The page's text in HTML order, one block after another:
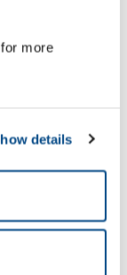
for more
details
worden
locaties,
detectie
van